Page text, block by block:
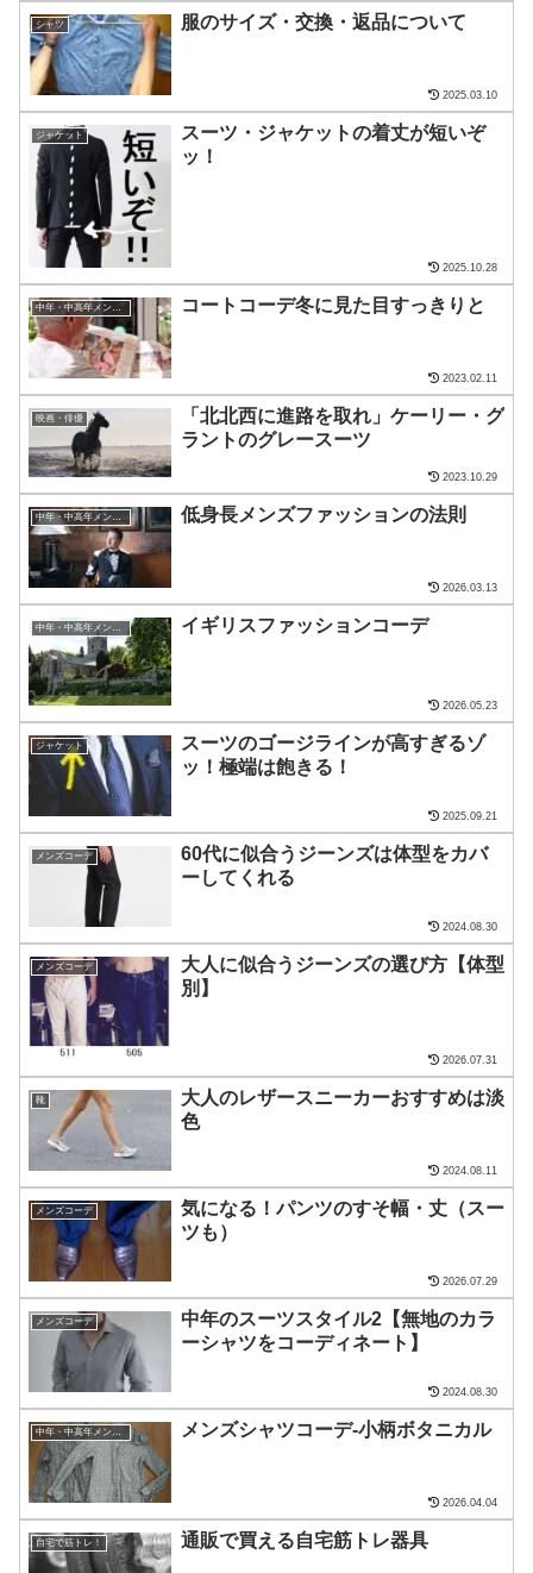
シャツ 服のサイズ・交換・返品について
2025.03.10
ジャケット
スーツ・ジャケットの着丈が短いぞ
ッ！
2025.10.28
中年・中高年メンズ・ファッション コートコーデ冬に見た目すっきりと
2023.02.11
映画・俳優
「北北西に進路を取れ」ケーリー・グ
ラントのグレースーツ
2023.10.29
中年・中高年メンズ・ファッション 低身長メンズファッションの法則
2026.03.13
中年・中高年メンズ・ファッション イギリスファッションコーデ
2026.05.23
ジャケット
スーツのゴージラインが高すぎるゾ
ッ！極端は飽きる！
2025.09.21
メンズコーデ
60代に似合うジーンズは体型をカバ
ーしてくれる
2024.08.30
メンズコーデ
大人に似合うジーンズの選び方【体型
別】
2026.07.31
靴
大人のレザースニーカーおすすめは淡
色
2024.08.11
メンズコーデ
気になる！パンツのすそ幅・丈（スー
ツも）
2026.07.29
メンズコーデ
中年のスーツスタイル2【無地のカラ
ーシャツをコーディネート】
2024.08.30
中年・中高年メンズ・ファッション メンズシャツコーデ-小柄ボタニカル
2026.04.04
自宅で筋トレ！ 通販で買える自宅筋トレ器具